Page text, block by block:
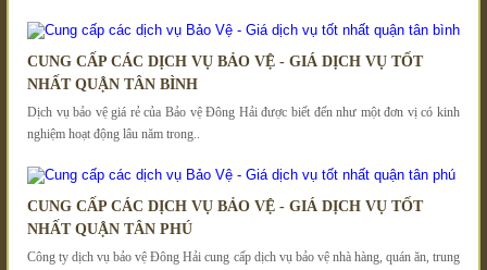
CUNG CẤP CÁC DỊCH VỤ BẢO VỆ - GIÁ DỊCH VỤ TỐT
NHẤT QUẬN TÂN BÌNH
Dịch vụ bảo vệ giá rẻ của Bảo vệ Đông Hải được biết đến như một đơn vị có kinh
nghiệm hoạt động lâu năm trong..
CUNG CẤP CÁC DỊCH VỤ BẢO VỆ - GIÁ DỊCH VỤ TỐT
NHẤT QUẬN TÂN PHÚ
Công ty dịch vụ bảo vệ Đông Hải cung cấp dịch vụ bảo vệ nhà hàng, quán ăn, trung